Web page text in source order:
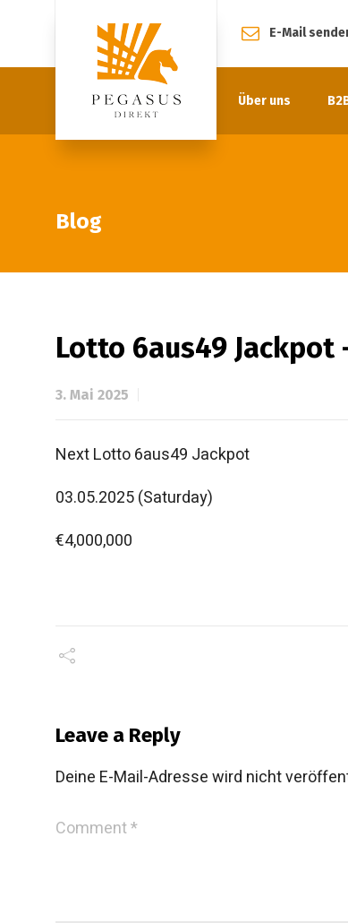
E-Mail
Über uns
Blog
Lotto 6aus49 Jackpot
3. Mai 2025
Next Lotto 6aus49 Jackpot
03.05.2025 (Saturday)
€4,000,000
Leave a Reply
Deine E-Mail-Adresse wird nicht